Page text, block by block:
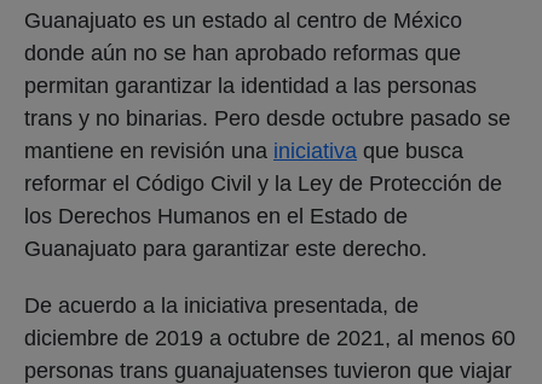
Guanajuato es un estado al centro de México
donde aún no se han aprobado reformas que
permitan garantizar la identidad a las personas
trans y no binarias. Pero desde octubre pasado se
mantiene en revisión una iniciativa que busca
reformar el Código Civil y la Ley de Protección de
los Derechos Humanos en el Estado de
Guanajuato para garantizar este derecho.
De acuerdo a la iniciativa presentada, de
diciembre de 2019 a octubre de 2021, al menos 60
personas trans guanajuatenses tuvieron que viajar